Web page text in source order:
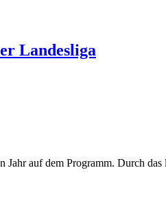
Landesliga
auf dem Programm. Durch